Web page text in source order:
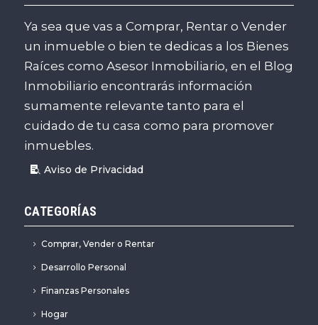
Ya sea que vas a Comprar, Rentar o Vender
un inmueble o bien te dedicas a los Bienes
Raíces como Asesor Inmobiliario, en el Blog
Inmobiliario encontrarás información
sumamente relevante tanto para el
cuidado de tu casa como para promover
inmuebles.
Aviso de Privacidad
CATEGORÍAS
Comprar, Vender o Rentar
Desarrollo Personal
Finanzas Personales
Hogar